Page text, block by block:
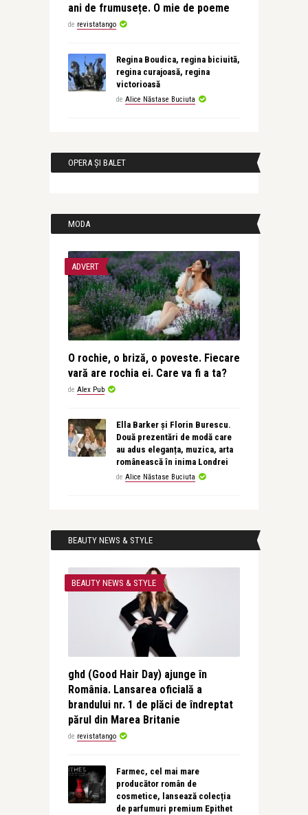
ani de frumusețe. O mie de poeme
de revistatango
Regina Boudica, regina biciuită,
regina curajoasă, regina
victorioasă
de Alice Năstase Buciuta
OPERA ȘI BALET
MODA
ADVERT
O rochie, o briză, o poveste. Fiecare
vară are rochia ei. Care va fi a ta?
de Alex Pub
Ella Barker și Florin Burescu.
Două prezentări de modă care
au adus eleganța, muzica, arta
românească în inima Londrei
de Alice Năstase Buciuta
BEAUTY NEWS & STYLE
BEAUTY NEWS & STYLE
ghd (Good Hair Day) ajunge în
România. Lansarea oficială a
brandului nr. 1 de plăci de îndreptat
părul din Marea Britanie
de revistatango
Farmec, cel mai mare
producător român de
cosmetice, lansează colecția
de parfumuri premium Epithet